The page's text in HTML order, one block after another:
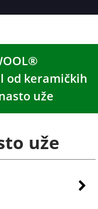
od keramičkih
uže
uže